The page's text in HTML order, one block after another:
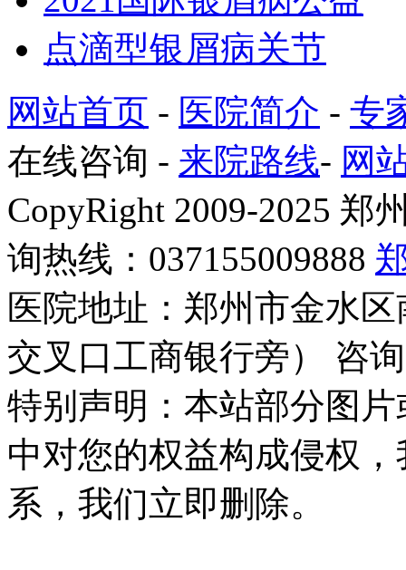
点滴型银屑病关节
网站首页 - 医院简介 - 专
在线咨询 - 来院路线- 网
CopyRight 2009-2025 郑
询热线：037155009888
医院地址：郑州市金水
交叉口工商银行旁） 咨
特别声明：本站部分图
中对您的权益构成侵权
系，我们立即删除。